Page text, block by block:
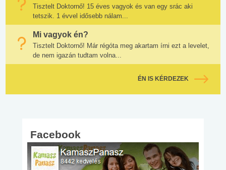
Tisztelt Doktornő! 15 éves vagyok és van egy srác aki
tetszik. 1 évvel idősebb nálam...
Mi vagyok én?
Tisztelt Doktornő! Már régóta meg akartam írni ezt a levelet,
de nem igazán tudtam volna...
ÉN IS KÉRDEZEK
Facebook